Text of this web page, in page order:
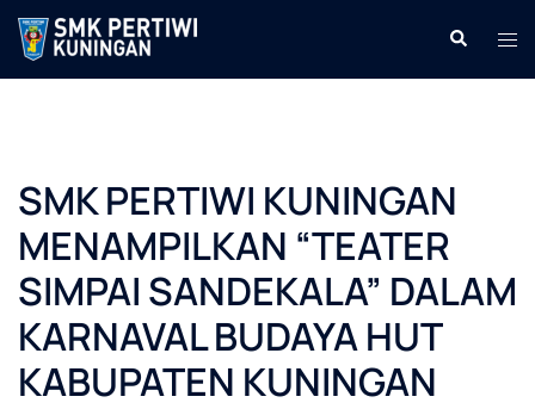
Langsung
isi
Cari
SMK PERTIWI KUNINGAN
MENAMPILKAN “TEATER
SIMPAI SANDEKALA” DALAM
KARNAVAL BUDAYA HUT
KABUPATEN KUNINGAN